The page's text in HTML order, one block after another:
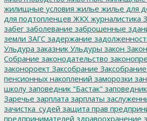
жилищные условия жилье жилье для
для подтопленцев ЖКХ журналистика
забег заболевание заброшенные
земли ЗАГС задержание
Ульдура заказник Ульдуры закон
Собрание законодательство
законороект Заксобрание
пенсионных накоплений заморозки
школу заповедник "Бастак"
Заречье зарплата зарплаты
зачистка_судей защита прав
предпринимателей здравоохранение